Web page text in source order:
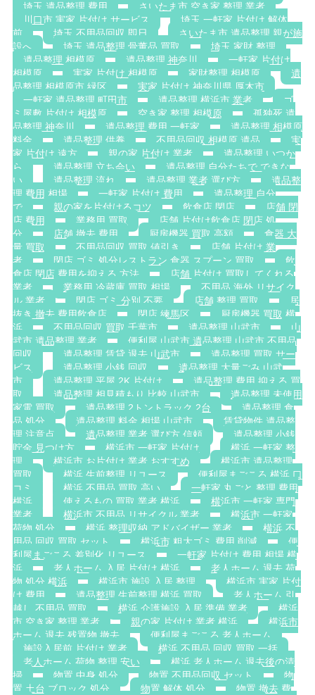
埼玉 遺品整理 費用
さいたま市 空き家 整理 業者
川口市 実家 片付け サービス
埼玉 一軒家 片付け 解体
前
埼玉 不用品回収 即日
さいたま市 遺品整理 親が施
設へ
埼玉 遺品整理 骨董品 買取
埼玉 家財 整理
遺品整理 相模原
遺品整理 神奈川
一軒家 片付け
相模原
実家 片付け 相模原 家財整理 相模原
遺
品整理 相模原市 緑区
実家 片付け 神奈川県 厚木市
一軒家 遺品整理 町田市
遺品整理 横浜市 業者
ゴ
ミ屋敷 片付け 相模原
空き家 整理 相模原
孤独死 遺
品整理 神奈川
遺品整理 費用 一軒家
遺品整理 相模原
料金
遺品整理 供養 不用品回収 相模原 遺品
実
家 片付け 遠方
親の家 片付け 業者
遺品整理 いつか
ら
遺品整理 立ち会い
遺品整理 自分たちで できな
い
遺品整理 流れ 遺品整理 業者 選び方
遺品整
理 費用 相場
一軒家 片付け 費用
遺品整理 自分
で
親の家を片付けるコツ 飲食店 閉店
店舗 閉
店 費用
業務用 買取
店舗 片付け飲食店 閉店 処
分
店舗 撤去 費用 厨房機器 買取 高額
食器 大
量 買取
不用品回収 買取 値引き
店舗 片付け 業
者
閉店 ゴミ 処分レストラン 食器 スプーン 買取
飲
食店 閉店 費用を抑える 方法
店舗 片付け 買取してくれる
業者
業務用 冷蔵庫 買取 相場
不用品 海外 リサイク
ル 業者
閉店 ゴミ 分別 不要 店舗 整理 買取
居
抜き 撤去 費用飲食店
閉店 練馬区
厨房機器 買取 横
浜
不用品回収 買取 千葉市 遺品整理 山武市
山
武市 遺品整理 業者
便利屋 山武市 遺品整理 山武市 不用品
回収
遺品整理 賃貸 退去 山武市
遺品整理 買取 サー
ビス
遺品整理 小銭 回収
遺品整理 大量ごみ 山武
市
遺品整理 平屋 2K 片付け
遺品整理 費用 抑える 買
取
遺品整理 相見積もり 比較 山武市
遺品整理 未使用
家電 買取
遺品整理 2トントラック 2台
遺品整理 食
品 処分
遺品整理 料金 相場 山武市
賃貸物件 遺品整
理 注意点
遺品整理 業者 選び方 信頼
遺品整理 小銭
貯金 見つけ方
横浜市 一軒家 片付け
横浜 一軒家 整
理
横浜市 お片付け 業者 おすすめ
横浜市 遺品整理
買取
横浜 生前整理 リユース
便利屋まごころ 横浜 口
コミ
横浜 不用品 買取 高い
一軒家 丸ごと 整理 費用
横浜
使えるもの 買取 業者 横浜
横浜市 一軒家 専門
業者
横浜市 不用品 リサイクル 業者
横浜市 一軒家
荷物 処分
横浜 整理収納 アドバイザー 業者
横浜 不
用品 回収 買取 セット
横浜市 粗大ゴミ 費用 削減
便
利屋まごころ 差別化 リユース
一軒家 片付け 費用 相場 横
浜
老人ホーム 入居 片付け 横浜
老人ホーム 退去 荷
物 処分 横浜
横浜市 施設 入居 整理
横浜市 実家 片付
け 費用
遺品整理 生前整理 横浜 買取
老人ホーム 引
越し 不用品 買取
横浜 介護施設 入居 準備 業者
横浜
市 空き家 整理 業者
親の家 片付け 業者 横浜
横浜市
ホーム 退去 残置物 撤去
便利屋まごころ 老人ホーム
施設入居前 片付け 業者
横浜 不用品 回収 買取 一括
老人ホーム 荷物 整理 安い
横浜 老人ホーム 退去後の清
掃
物置 中身 処分 物置 不用品回収 セット
物
置 土台 ブロック 処分
物置 解体 処分
物置 撤去 費